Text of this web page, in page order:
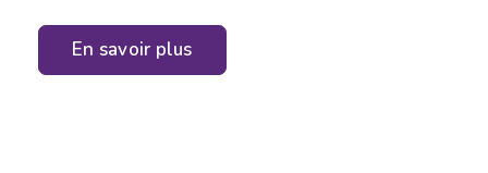
En savoir plus